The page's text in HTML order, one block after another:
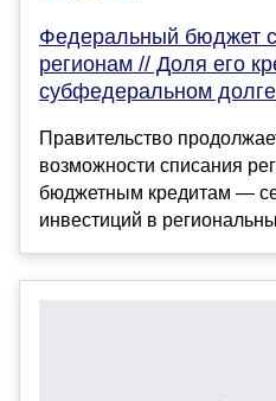
Федеральный бюджет
регионам // Доля его
субфедеральном долге
Правительство
возможности списания
бюджетным кредитам —
инвестиций в